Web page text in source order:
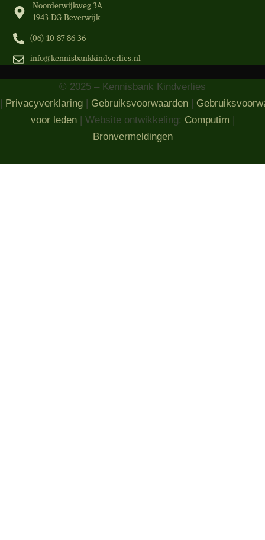
Noorderwijkweg 3A
1943 DG Beverwijk
(06) 10 87 86 36‬
info@kennisbankkindverlies.nl
© 2025 – Kennisbank Kindverlies
| Privacyverklaring | Gebruiksvoorwaarden |
voor leden| Website ontwikkeling: Computim |
Bronvermeldingen